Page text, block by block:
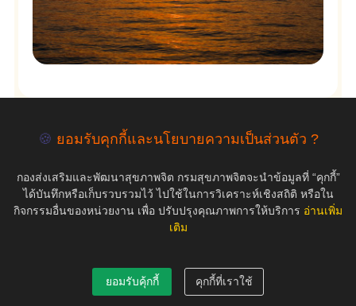
empty
🍪 ยอมรับคุกกี้และนโยบายความเป็นส่วนตัว ?
กองส่งเสริมและพัฒนาสุขภาพจิต กรมสุขภาพจิตจะนำข้อมูลที่ “คุกกี้”
ได้บันทึกหรือเก็บรวบรวมไว้ ไปใช้ในการวิเคราะห์เชิงสถิติ หรือใน
กิจกรรมอื่นของหน่วยงาน เพื่อ ปรับปรุงคุณภาพการให้บริการ อ่านเพิ่ม
เติม
ยอมรับคุ้กกี้ คุกกี้ที่เราใช้